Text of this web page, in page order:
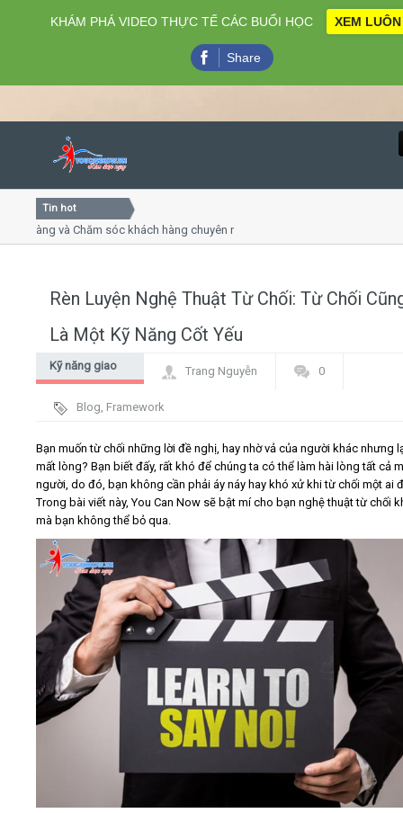
Close
Home
Video
Kiến thức
Liên hệ - Đăng ký
Tìm kiếm
Tin hot
và Chăm sóc khách hàng chuyên nghiệp
Rèn Luyện Nghệ Thuật Từ Chối: Từ Chối
Là Một Kỹ Năng Cốt Yếu
Kỹ năng giao
trình - đứng
trước đám
đông
Trang Nguyễn 0
Blog, Framework
Bạn muốn từ chối những lời đề nghị, hay nhờ vả của người khác nhưng
mất lòng? Bạn biết đấy, rất khó để chúng ta có thể làm hài lòng tất cả
người, do đó, bạn không cần phải áy náy hay khó xử khi từ chối một ai
Trong bài viết này, You Can Now sẽ bật mí cho bạn nghệ thuật từ chối
mà bạn không thể bỏ qua.
KHÁM PHÁ VIDEO THỰC TẾ CÁC BUỔI HỌC XEM LUÔN
Share